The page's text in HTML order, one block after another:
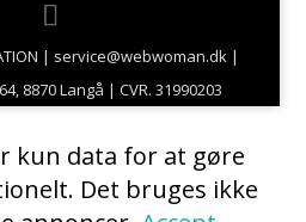
| service@webwoman.dk |
8870 Langå | CVR. 31990203
kun data for at gøre
Det bruges ikke